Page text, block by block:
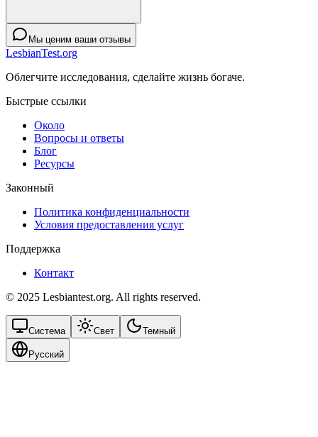
Мы ценим ваши отзывы
LesbianTest.org
Облегчите исследования, сделайте жизнь богаче.
Быстрые ссылки
Около
Вопросы и ответы
Блог
Ресурсы
Законный
Политика конфиденциальности
Условия предоставления услуг
Поддержка
Контакт
© 2025 Lesbiantest.org. All rights reserved.
Система Свет Темный
Русский